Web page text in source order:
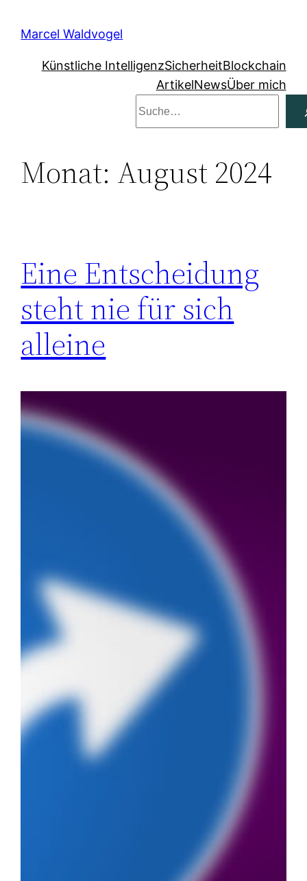
Inhalt
Marcel Waldvogel
Künstliche IntelligenzSicherheitBlockchain
ArtikelNewsÜber mich
Monat: August 2024
Eine Entscheidung
steht nie für sich
alleine